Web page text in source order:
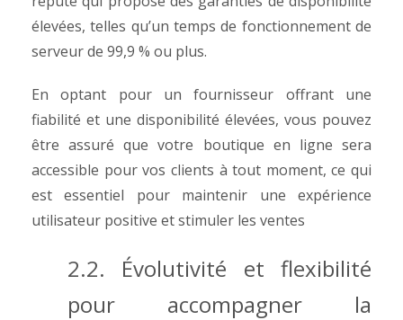
élevées, telles qu’un temps de fonctionnement de
serveur de 99,9 % ou plus.
En optant pour un fournisseur offrant une
fiabilité et une disponibilité élevées, vous pouvez
être assuré que votre boutique en ligne sera
accessible pour vos clients à tout moment, ce qui
est essentiel pour maintenir une expérience
utilisateur positive et stimuler les ventes
2.2. Évolutivité et flexibilité
pour accompagner la